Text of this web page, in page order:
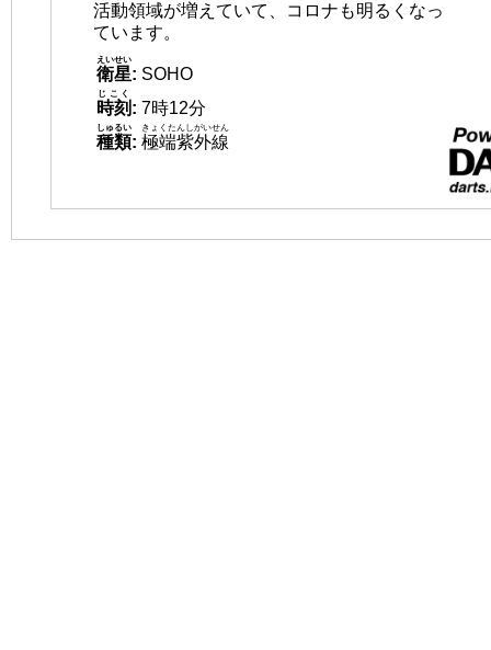
活動領域が増えていて、コロナも明るくなっ
ています。
衛星
えいせい
: SOHO
時刻
じこく
: 7時12分
種類
しゅるい
: 極端紫外線
きょくたんしがいせん